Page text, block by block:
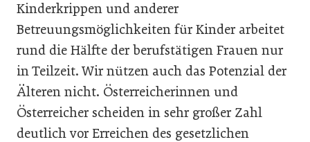
Kinderkrippen und anderer
Betreuungsmöglichkeiten für Kinder arbeitet
rund die Hälfte der berufstätigen Frauen nur
in Teilzeit. Wir nützen auch das Potenzial der
Älteren nicht. Österreicherinnen und
Österreicher scheiden in sehr großer Zahl
deutlich vor Erreichen des gesetzlichen